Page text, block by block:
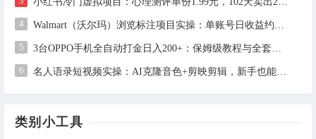
4 Walmart（沃尔玛）浏览标注项目实操：单账号日收益约3美金，电脑可多开
5 3台OPPO手机全自动打金日入200+：保姆级教程与全套工具详解
6 名人语录短视频实操：AI克隆音色+剪映剪辑，新手也能快速起号
类别小工具